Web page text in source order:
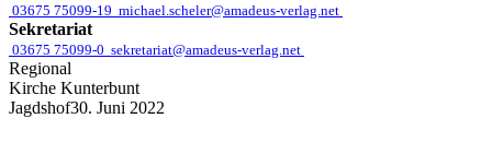
03675 75099-19 michael.scheler@amadeus-verlag.net
Sekretariat
03675 75099-0 sekretariat@amadeus-verlag.net
Regional
Kirche Kunterbunt
Jagdshof30. Juni 2022